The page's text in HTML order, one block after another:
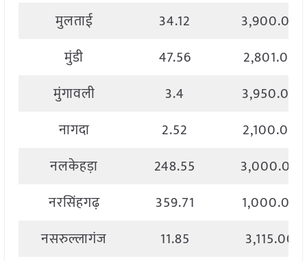
मुलताई
34.12
3,900.00
मुंडी
47.56
2,801.00
मुंगावली
3.4
3,950.00
नागदा
2.52
2,100.00
नलकेहड़ा
248.55
3,000.00
नरसिंहगढ़
359.71
1,000.00
नसरुल्लागंज
11.85
3,115.00